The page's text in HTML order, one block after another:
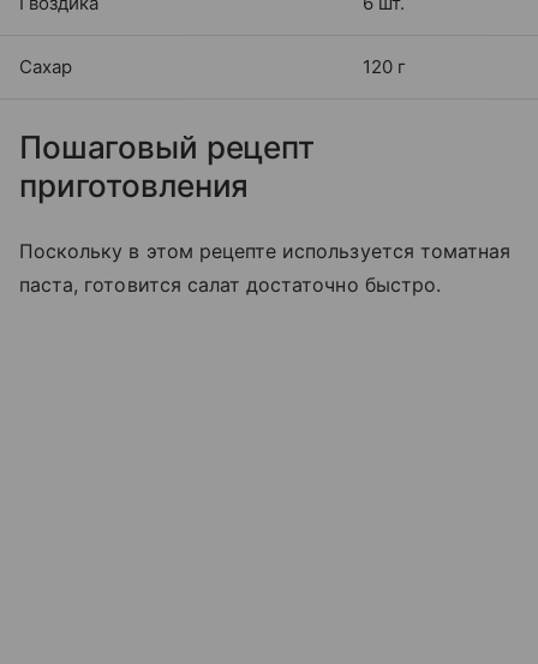
Сахар 120 г
Пошаговый рецепт
приготовления
Поскольку в этом рецепте используется томатная
паста, готовится салат достаточно быстро.